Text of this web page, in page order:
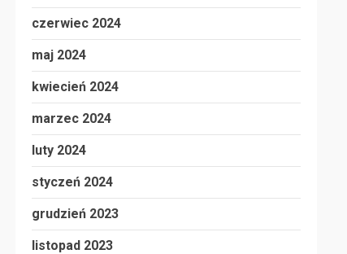
czerwiec 2024
maj 2024
kwiecień 2024
marzec 2024
luty 2024
styczeń 2024
grudzień 2023
listopad 2023